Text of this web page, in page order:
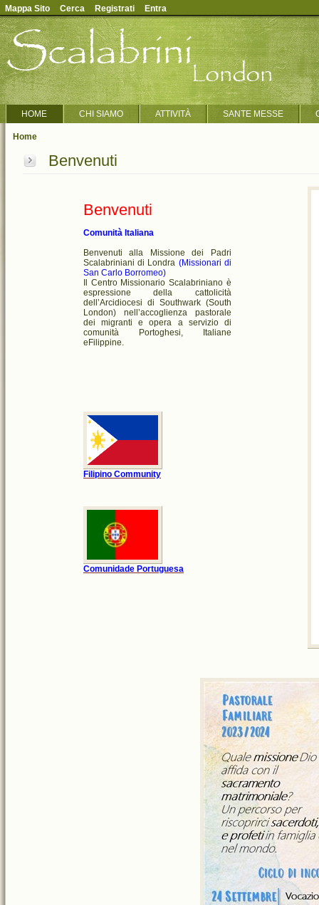
HOME CHI SIAMO ATTIVITÀ SANTE MESSE
Home
Benvenuti
Benvenuti
Comunità Italiana
Benvenuti alla Missione dei Padri
Scalabriniani di Londra (Missionari di
San Carlo Borromeo)
Il Centro Missionario Scalabriniano è
espressione della cattolicità
dell’Arcidiocesi di Southwark (South
London) nell’accoglienza pastorale
dei migranti e opera a servizio di
comunità Portoghesi, Italiane
e Filippine.
Filipino Community
Comunidade Portuguesa
Mappa Sito Cerca Registrati Entra